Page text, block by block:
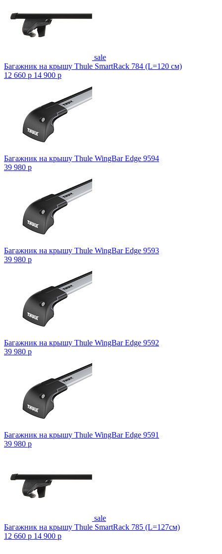
sale
Багажник на крышу Thule SmartRack 784 (L=120 см)
12 660 p 14 900 p
Багажник на крышу Thule WingBar Edge 9594
39 980 p
Багажник на крышу Thule WingBar Edge 9593
39 980 p
Багажник на крышу Thule WingBar Edge 9592
39 980 p
Багажник на крышу Thule WingBar Edge 9591
39 980 p
sale
Багажник на крышу Thule SmartRack 785 (L=127см)
12 660 p 14 900 p